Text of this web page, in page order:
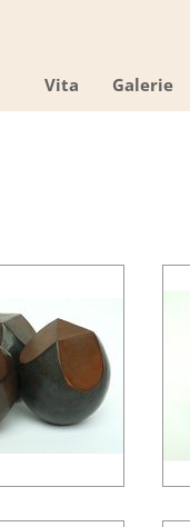
Vita Galerie